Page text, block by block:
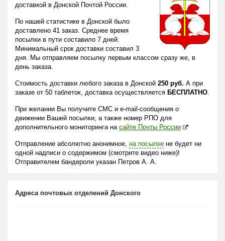
доставкой в Донской Почтой России.
По нашей статистике в Донской было
доставлено 41 заказ. Среднее время
посылки в пути составило 7 дней.
Минимальный срок доставки составил 3
дня. Мы отправляем посылку первым классом сразу же, в
день заказа.
Стоимость доставки любого заказа в Донской 250 руб. А при
заказе от 50 таблеток, доставка осуществляется БЕСПЛАТНО.
При желании Вы получите СМС и e-mail-сообщения о
движении Вашей посылки, а также номер РПО для
дополнительного мониторинга на сайте Почты России
Отправление абсолютно анонимное, на посылке не будет ни
одной надписи о содержимом (смотрите видео ниже)!
Отправителем бандероли указан Петров А. А.
Адреса почтовых отделений Донского